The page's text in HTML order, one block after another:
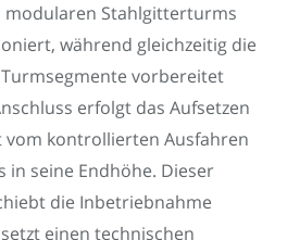
modularen Stahlgitterturms
während gleichzeitig die
vorbereitet
erfolgt das Aufsetzen
vom kontrollierten Ausfahren
in seine Endhöhe. Dieser
die Inbetriebnahme
einen technischen